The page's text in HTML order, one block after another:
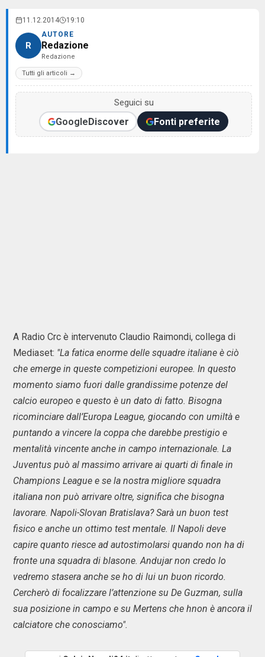
11.12.2014 19:10
R
AUTORE
Redazione
Redazione
Tutti gli articoli →
Seguici su
GoogleDiscover Fonti preferite
A Radio Crc è intervenuto Claudio Raimondi, collega di
Mediaset: "La fatica enorme delle squadre italiane è ciò
che emerge in queste competizioni europee. In questo
momento siamo fuori dalle grandissime potenze del
calcio europeo e questo è un dato di fatto. Bisogna
ricominciare dall’Europa League, giocando con umiltà e
puntando a vincere la coppa che darebbe prestigio e
mentalità vincente anche in campo internazionale. La
Juventus può al massimo arrivare ai quarti di finale in
Champions League e se la nostra migliore squadra
italiana non può arrivare oltre, significa che bisogna
lavorare. Napoli-Slovan Bratislava? Sarà un buon test
fisico e anche un ottimo test mentale. Il Napoli deve
capire quanto riesce ad autostimolarsi quando non ha di
fronte una squadra di blasone. Andujar non credo lo
vedremo stasera anche se ho di lui un buon ricordo.
Cercherò di focalizzare l’attenzione su De Guzman, sulla
sua posizione in campo e su Mertens che hnon è ancora il
calciatore che conosciamo".